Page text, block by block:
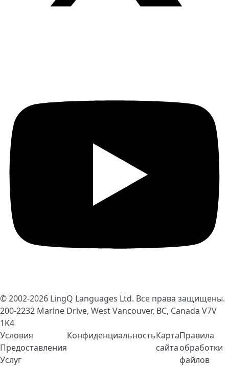
© 2002-2026 LingQ Languages Ltd. Все права защищены.
200-2232 Marine Drive, West Vancouver, BC, Canada V7V
1K4
Условия
Предоставления
Услуг
КонфиденциальностьКарта
сайта
Правила
обработки
файлов